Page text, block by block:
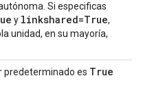
Si especificas
y linkshared=True,
unidad, en su mayoría,
predeterminado es True